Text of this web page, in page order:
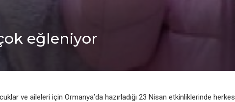
eğleniyor
ve aileleri için Ormanya’da hazırladığı 23 Nisan etkinliklerinde herkes